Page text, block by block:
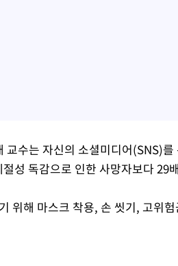
교수는 자신의 소셜미디어(SNS)
성 독감으로 인한 사망자보다 29
위해 마스크 착용, 손 씻기, 고위